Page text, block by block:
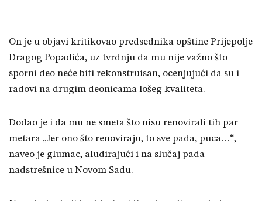
On je u objavi kritikovao predsednika opštine Prijepolje
Dragog Popadića, uz tvrdnju da mu nije važno što
sporni deo neće biti rekonstruisan, ocenjujući da su i
radovi na drugim deonicama lošeg kvaliteta.
Dodao je i da mu ne smeta što nisu renovirali tih par
metara „Jer ono što renoviraju, to sve pada, puca…“,
naveo je glumac, aludirajući i na slučaj pada
nadstrešnice u Novom Sadu.